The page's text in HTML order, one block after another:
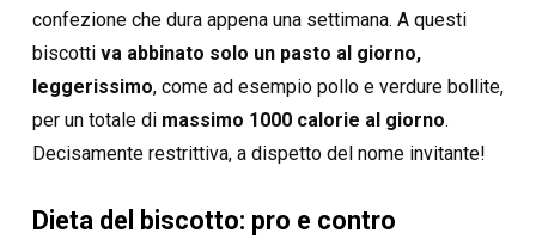
confezione che dura appena una settimana. A questi
biscottiva abbinato solo un pasto al giorno,
leggerissimo, come ad esempio pollo e verdure bollite,
per un totale di massimo 1000 calorie al giorno.
Decisamente restrittiva, a dispetto del nome invitante!
Dieta del biscotto: pro e contro